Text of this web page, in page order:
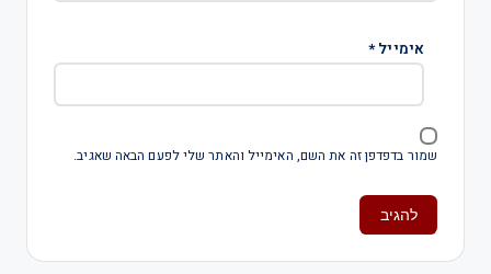
אימייל*
שמור בדפדפן זה את השם, האימייל והאתר שלי לפעם הבאה שאגיב.